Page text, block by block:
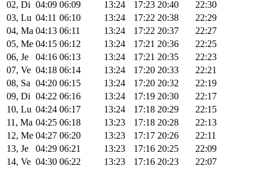
02, Di 04:09 06:09 13:24 17:23 20:40
22:30
03, Lu 04:11 06:10 13:24 17:22 20:38
22:29
04, Ma 04:13 06:11 13:24 17:22 20:37
22:27
05, Me 04:15 06:12 13:24 17:21 20:36
22:25
06, Je
04:16 06:13 13:24 17:21 20:35
22:23
07, Ve 04:18 06:14 13:24 17:20 20:33
22:21
08, Sa 04:20 06:15 13:24 17:20 20:32
22:19
09, Di 04:22 06:16 13:24 17:19 20:30
22:17
10, Lu 04:24 06:17 13:24 17:18 20:29
22:15
11, Ma 04:25 06:18 13:23 17:18 20:28
22:13
12, Me 04:27 06:20 13:23 17:17 20:26
22:11
13, Je
04:29 06:21 13:23 17:16 20:25
22:09
14, Ve 04:30 06:22 13:23 17:16 20:23
22:07